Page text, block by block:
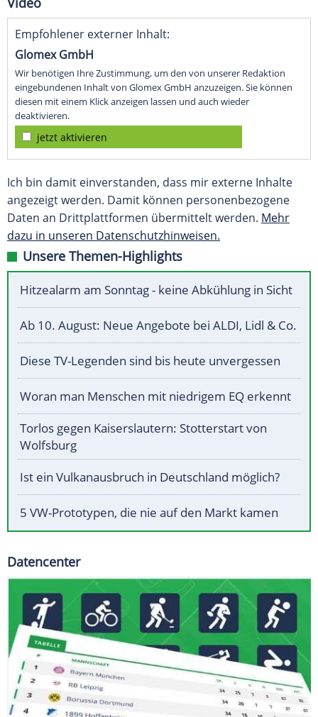
Empfohlener externer Inhalt:
Glomex GmbH
Wir benötigen Ihre Zustimmung, um den von unserer Redaktion
eingebundenen Inhalt von Glomex GmbH anzuzeigen. Sie können
diesen mit einem Klick anzeigen lassen und auch wieder
deaktivieren.
jetzt aktivieren
Ich bin damit einverstanden, dass mir externe Inhalte
angezeigt werden. Damit können personenbezogene
Daten an Drittplattformen übermittelt werden. Mehr
dazu in unseren Datenschutzhinweisen.
Unsere Themen-Highlights
Hitzealarm am Sonntag - keine Abkühlung in Sicht
Ab 10. August: Neue Angebote bei ALDI, Lidl & Co.
Diese TV-Legenden sind bis heute unvergessen
Woran man Menschen mit niedrigem EQ erkennt
Torlos gegen Kaiserslautern: Stotterstart von
Wolfsburg
Ist ein Vulkanausbruch in Deutschland möglich?
5 VW-Prototypen, die nie auf den Markt kamen
Datencenter